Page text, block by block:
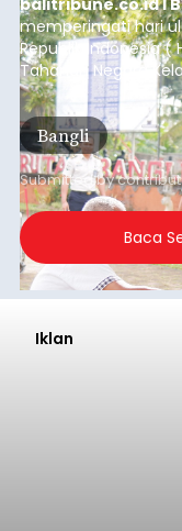
memperingati hari
Republik Indonesia (
Tahanan Negara
kegiatan
(6/8/2026).
Bangli
Submitted by
Baca
Iklan